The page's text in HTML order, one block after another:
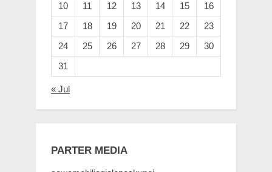
10
11 12 13 14 15
16
17
18 19 20 21 22
23
24
25 26 27 28 29
30
31
« Jul
PARTER MEDIA